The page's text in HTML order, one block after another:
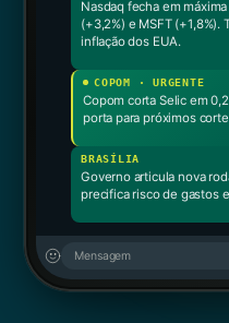
Nasdaq fecha em
(+3,2%) e MSFT
inflação dos EUA.
COPOM · URGENTE
Copom corta Selic em
porta para próximos
BRASÍLIA
Governo articula nova
precifica risco de gastos
Mensagem